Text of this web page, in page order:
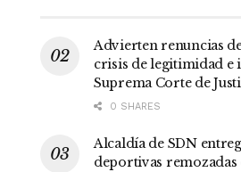
Advierten renuncias de
crisis de legitimidad e
Suprema Corte de
0 SHARES
Alcaldía de SDN
deportivas remozadas